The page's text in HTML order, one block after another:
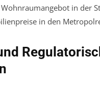
in der
in den